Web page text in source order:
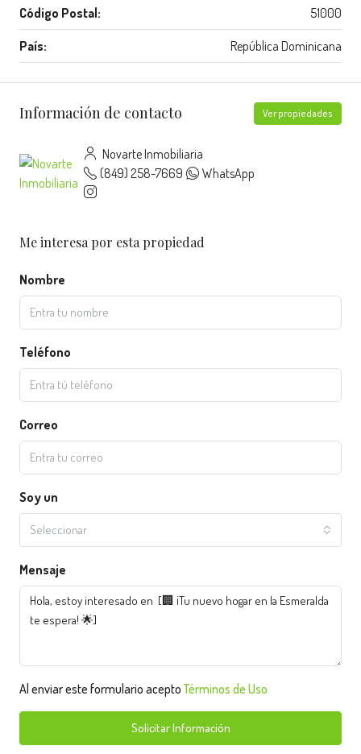
Código Postal: 51000
País: República Dominicana
Información de contacto Ver propiedades
Novarte Inmobiliaria
(849) 258-7669
WhatsApp
Me interesa por esta propiedad
Nombre
Teléfono
Correo
Soy un
Seleccionar
Mensaje
Al enviar este formulario aceptoTérminos de Uso
Solicitar Información